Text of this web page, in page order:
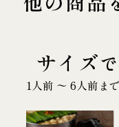
サイズ
1人前 〜 6人前ま